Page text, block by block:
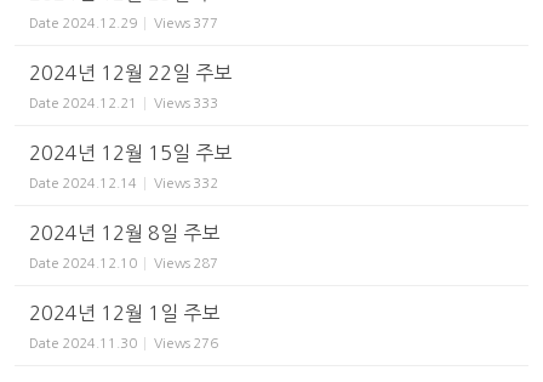
Date 2024.12.29 Views 377
2024년 12월 22일 주보
Date 2024.12.21 Views 333
2024년 12월 15일 주보
Date 2024.12.14 Views 332
2024년 12월 8일 주보
Date 2024.12.10 Views 287
2024년 12월 1일 주보
Date 2024.11.30 Views 276